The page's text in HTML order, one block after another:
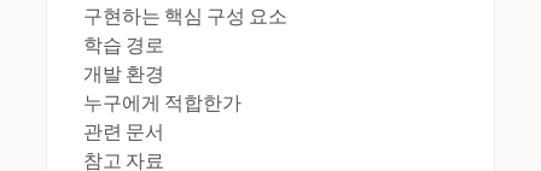
구현하는 핵심 구성 요소
학습 경로
개발 환경
누구에게 적합한가
관련 문서
참고 자료